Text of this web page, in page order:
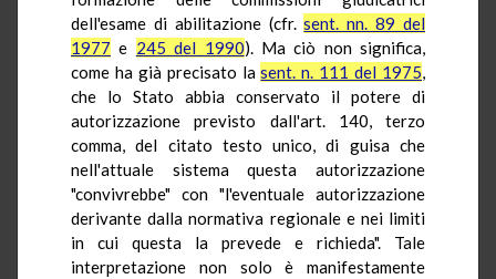
dell'esame di abilitazione (cfr.sent. nn. 89 del
1977 e 245 del 1990). Ma ciò non significa,
come ha già precisato lasent. n. 111 del 1975,
che lo Stato abbia conservato il potere di
autorizzazione previsto dall'art. 140, terzo
comma, del citato testo unico, di guisa che
nell'attuale sistema questa autorizzazione
"convivrebbe" con "l'eventuale autorizzazione
derivante dalla normativa regionale e nei limiti
in cui questa la prevede e richieda". Tale
interpretazione non solo è manifestamente